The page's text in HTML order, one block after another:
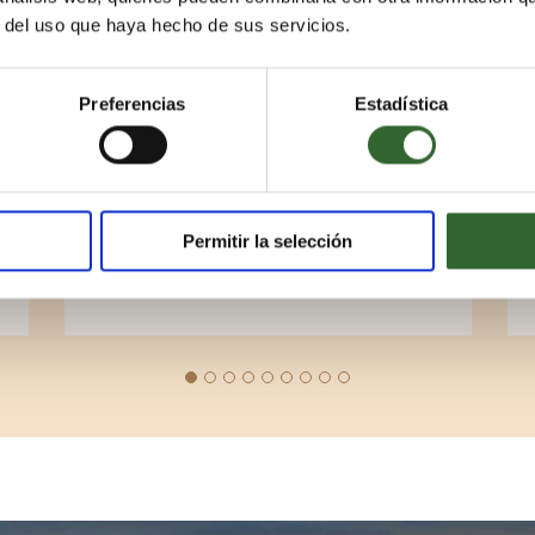
uso que haya hecho de sus servicios.
Preferencias Estadística
Permitir la selección
beginnen. Genießen Sie frisch gebackenes
Brot, erfrischende Säfte und eine Auswahl
an frischen Früchten. Unsere Köche sind